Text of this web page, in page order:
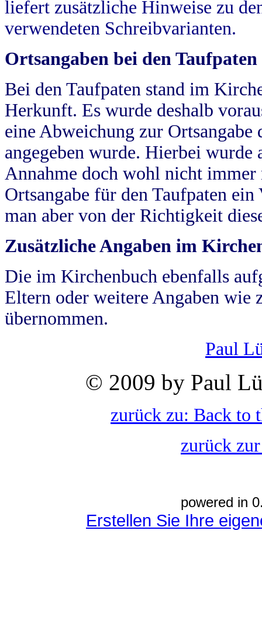
liefert zusätzliche Hinweise zu
verwendeten Schreibvarianten.
Ortsangaben bei den Taufpaten
Bei den Taufpaten stand im
Herkunft. Es wurde deshalb
eine Abweichung zur
angegeben wurde. Hierbei wurde
Annahme doch wohl nicht
Ortsangabe für den Taufpaten
man aber von der Richtigkeit
Zusätzliche Angaben im
Die im Kirchenbuch ebenfalls
Eltern oder weitere Angaben wie
übernommen.
Paul
© 2009 by Paul
zurück zu: Back to
zurück
powered in
Erstellen Sie Ihre